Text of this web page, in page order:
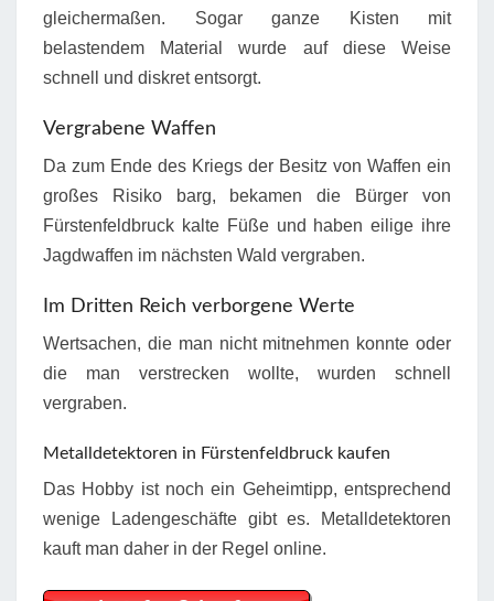
gleichermaßen. Sogar ganze Kisten mit
belastendem Material wurde auf diese Weise
schnell und diskret entsorgt.
Vergrabene Waffen
Da zum Ende des Kriegs der Besitz von Waffen ein
großes Risiko barg, bekamen die Bürger von
Fürstenfeldbruck kalte Füße und haben eilige ihre
Jagdwaffen im nächsten Wald vergraben.
Im Dritten Reich verborgene Werte
Wertsachen, die man nicht mitnehmen konnte oder
die man verstrecken wollte, wurden schnell
vergraben.
Metalldetektoren in Fürstenfeldbruck kaufen
Das Hobby ist noch ein Geheimtipp, entsprechend
wenige Ladengeschäfte gibt es. Metalldetektoren
kauft man daher in der Regel online.